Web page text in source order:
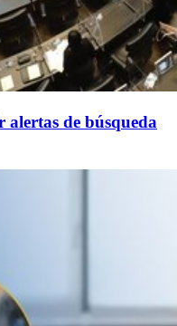
de búsqueda